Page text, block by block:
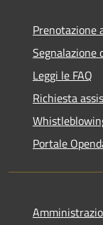
Prenotazione
Segnalazione
Leggi le FAQ
Richiesta
Portale